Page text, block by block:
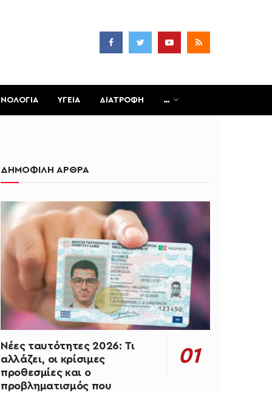
ΥΓΕΙΑ ΔΙΑΤΡΟΦΗ …
ΔΗΜΟΦΙΛΗ ΑΡΘΡΑ
Νέες ταυτότητες 2026: Τι
αλλάζει, οι κρίσιμες
προθεσμίες και ο
προβληματισμός που